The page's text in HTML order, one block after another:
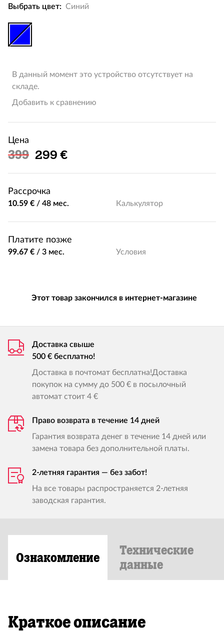
Выбрать цвет: Синий
В данный момент это устройство отсутствует на
складе.
Добавить к сравнению
Цена
399 Льготная цена
299 €
Рассрочка
10.59 € / 48 мес. Калькулятор
Платите позже
99.67 € / 3 мес. Условия
Этот товар закончился в интернет-магазине
Доставка свыше
500 € бесплатно!
Доставка в почтомат бесплатна!Доставка
покупок на сумму до 500 € в посылочный
автомат стоит 4 €
Право возврата в течение 14 дней
Гарантия возврата денег в течение 14 дней или
замена товара без дополнительной платы.
2-летняя гарантия — без забот!
На все товары распространяется 2-летняя
заводская гарантия.
Ознакомление
Технические
данные
Краткое описание